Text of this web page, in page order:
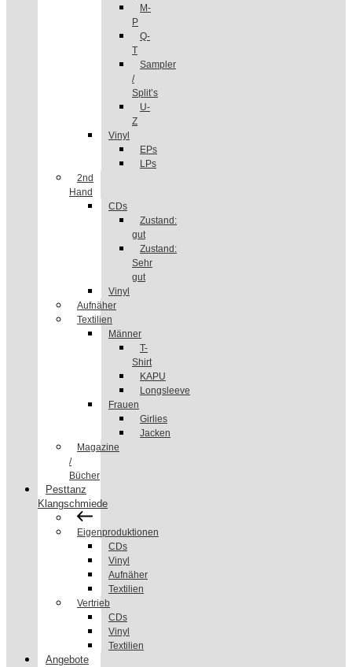
M-
P
Q-
T
Sampler
/
Split’s
U-
Z
Vinyl
EPs
LPs
2nd
Hand
CDs
Zustand:
gut
Zustand:
Sehr
gut
Vinyl
Aufnäher
Textilien
Männer
T-
Shirt
KAPU
Longsleeve
Frauen
Girlies
Jacken
Magazine
/
Bücher
Pesttanz
Klangschmiede
Eigenproduktionen
CDs
Vinyl
Aufnäher
Textilien
Vertrieb
CDs
Vinyl
Textilien
Angebote